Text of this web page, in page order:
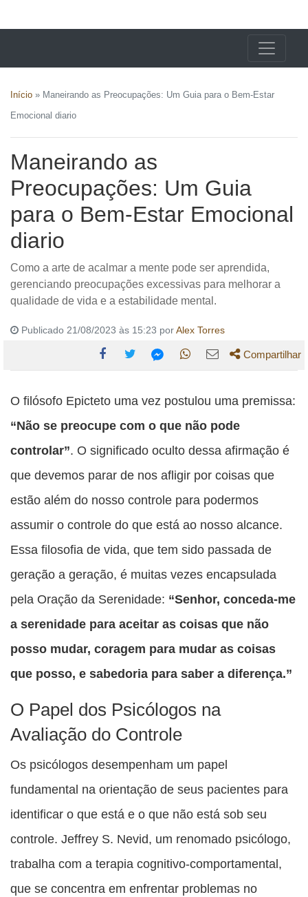
Início » Maneirando as Preocupações: Um Guia para o Bem-Estar
Emocional diario
Maneirando as
Preocupações: Um Guia
para o Bem-Estar Emocional
diario
Como a arte de acalmar a mente pode ser aprendida,
gerenciando preocupações excessivas para melhorar a
qualidade de vida e a estabilidade mental.
Publicado 21/08/2023 às 15:23 porAlex Torres
esta
Facebook
esta esta
publicação
esta
publicação
esta
publicação
Compartilhar
O filósofo Epicteto uma vez postulou uma premissa:
“Não se preocupe com o que não pode
controlar”. O significado oculto dessa afirmação é
que devemos parar de nos afligir por coisas que
estão além do nosso controle para podermos
assumir o controle do que está ao nosso alcance.
Essa filosofia de vida, que tem sido passada de
geração a geração, é muitas vezes encapsulada
pela Oração da Serenidade: “Senhor, conceda-me
a serenidade para aceitar as coisas que não
posso mudar, coragem para mudar as coisas
que posso, e sabedoria para saber a diferença.”
O Papel dos Psicólogos na
Avaliação do Controle
Os psicólogos desempenham um papel
fundamental na orientação de seus pacientes para
identificar o que está e o que não está sob seu
controle. Jeffrey S. Nevid, um renomado psicólogo,
trabalha com a terapia cognitivo-comportamental,
que se concentra em enfrentar problemas no